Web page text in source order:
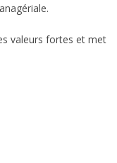
valeurs fortes et met